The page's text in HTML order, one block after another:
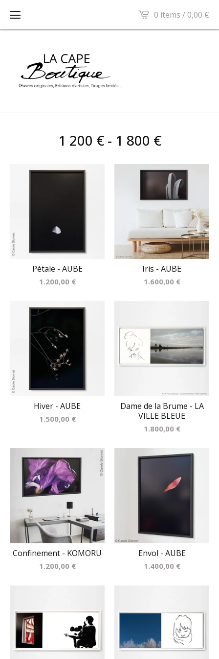
0 items /0,00 €
1 200 € - 1 800 €
Pétale - AUBE
1.200,00 €
Iris - AUBE
1.600,00 €
Hiver - AUBE
1.500,00 €
Dame de la Brume - LA
VILLE BLEUE
1.800,00 €
Confinement - KOMORU
1.200,00 €
Envol - AUBE
1.400,00 €